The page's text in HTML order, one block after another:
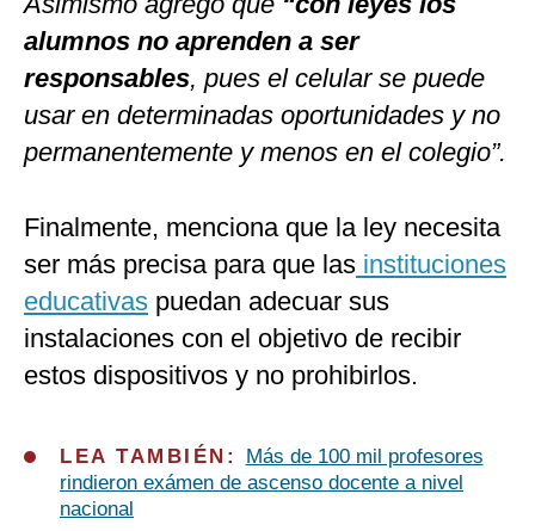
alumnos no aprenden a ser
responsables, pues el celular se puede
usar en determinadas oportunidades y no
permanentemente y menos en el colegio”.
Finalmente, menciona que la ley necesita
ser más precisa para que las instituciones
educativas puedan adecuar sus
instalaciones con el objetivo de recibir
estos dispositivos y no prohibirlos.
LEA TAMBIÉN:
Más de 100 mil profesores
rindieron exámen de ascenso docente a nivel
nacional